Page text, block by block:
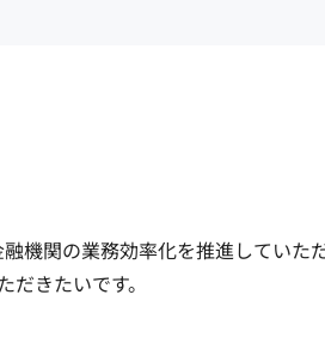
機関の業務効率化を推進していた
きたいです。